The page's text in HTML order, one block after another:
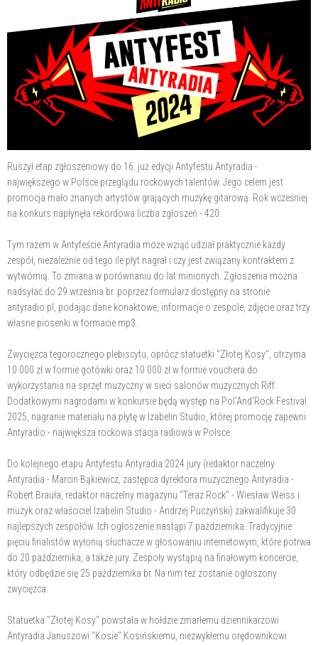
Ruszył etap zgłoszeniowy do 16. już edycji Antyfestu Antyradia -
największego w Polsce przeglądu rockowych talentów. Jego celem jest
promocja mało znanych artystów grających muzykę gitarową. Rok wcześniej
na konkurs napłynęła rekordowa liczba zgłoszeń - 420.
Tym razem w Antyfeście Antyradia może wziąć udział praktycznie każdy
zespół, niezależnie od tego ile płyt nagrał i czy jest związany kontraktem z
wytwórnią. To zmiana w porównaniu do lat minionych. Zgłoszenia można
nadsyłać do 29 września br. poprzez formularz dostępny na stronie
antyradio.pl, podając dane konaktowe, informacje o zespole, zdjęcie oraz trzy
własne piosenki w formacie mp3.
Zwycięzca tegorocznego plebiscytu, oprócz statuetki "Złotej Kosy", otrzyma
10 000 zł w formie gotówki oraz 10 000 zł w formie vouchera do
wykorzystania na sprzęt muzyczny w sieci salonów muzycznych Riff.
Dodatkowymi nagrodami w konkursie będą występ na Pol'And'Rock Festival
2025, nagranie materiału na płytę w Izabelin Studio, której promocję zapewni
Antyradio - największa rockowa stacja radiowa w Polsce.
Do kolejnego etapu Antyfestu Antyradia 2024 jury (redaktor naczelny
Antyradia - Marcin Bąkiewicz, zastępca dyrektora muzycznego Antyradia -
Robert Brauła, redaktor naczelny magazynu "Teraz Rock" - Wiesław Weiss i
muzyk oraz właściciel Izabelin Studio - Andrzej Puczyński) zakwalifikuje 30
najlepszych zespołów. Ich ogłoszenie nastąpi 7 października. Tradycyjnie
pięciu finalistów wyłonią słuchacze w głosowaniu internetowym, które potrwa
do 20 października, a także jury. Zespoły wystąpią na finałowym koncercie,
który odbędzie się 25 października br. Na nim też zostanie ogłoszony
zwycięzca.
Statuetka "Złotej Kosy" powstała w hołdzie zmarłemu dziennikarzowi
Antyradia Januszowi "Kosie" Kosińskiemu, niezwykłemu orędownikowi